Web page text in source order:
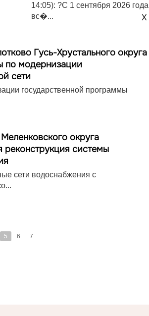
X
14:05): ?С 1 сентября 2026 года
вс�...
Гусь-Хрустального округа
по модернизации
сети
государственной программы
округа
реконструкция системы
сети водоснабжения с
5 6
7